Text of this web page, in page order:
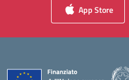
App Store